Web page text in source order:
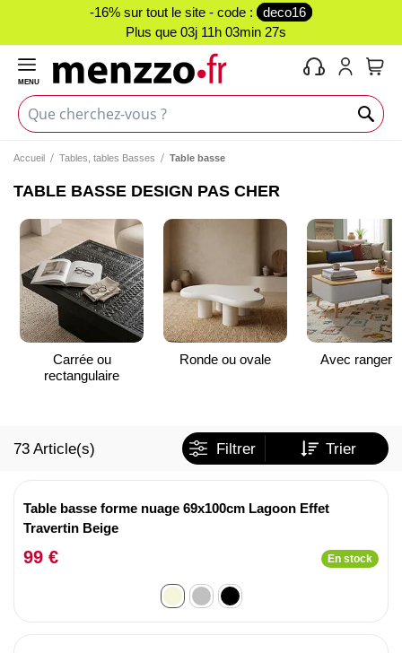
-16% sur tout le site - code :
deco16
Plus que 03j 11h 03min 26s
MENU
Accueil Tables, tables Basses Table basse
TABLE BASSE DESIGN PAS CHER
Carrée ou
rectangulaire
Ronde ou ovale Avec
73 Article(s) Filtrer Trier
Table basse forme nuage 69x100cm Lagoon Effet
Travertin Beige
99 € En stock